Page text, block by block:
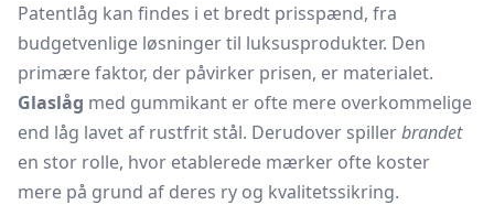
Patentlåg kan findes i et bredt prisspænd, fra
budgetvenlige løsninger til luksusprodukter. Den
primære faktor, der påvirker prisen, er materialet.
Glaslåg med gummikant er ofte mere overkommelige
end låg lavet af rustfrit stål. Derudover spillerbrandet
en stor rolle, hvor etablerede mærker ofte koster
mere på grund af deres ry og kvalitetssikring.